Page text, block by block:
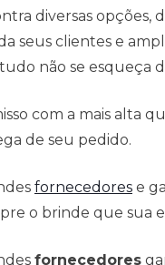
diversas opções,
seus clientes e
não se esqueça
com a mais alta
de seu pedido.
fornecedores e
o brinde que sua
fornecedores